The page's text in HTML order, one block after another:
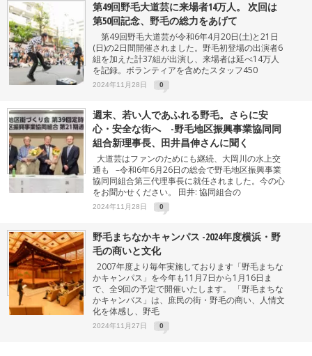
第49回野毛大道芸に来場者14万人。 次回は
第50回記念、野毛の総力をあげて
第49回野毛大道芸が令和6年4月20日(土)と21日
(日)の2日間開催されました。野毛初登場の出演者6
組を加えた計37組が出演し、来場者は延べ14万人
を記録。ボランティアを含めたスタッフ450
2024年11月28日 0
週末、若い人であふれる野毛。さらに安
心・安全な街へ -野毛地区振興事業協同同
組合新理事長、田井昌伸さんに聞く
大道芸はファンのためにも継続、大岡川の水上交
通も –令和6年6月26日の総会で野毛地区振興事業
協同同組合第三代理事長に就任されました。今の心
をお聞かせください。 田井: 協同組合の
2024年11月28日 0
野毛まちなかキャンパス -2024年度横浜・野
毛の商いと文化
2007年度より毎年実施しております「野毛まちな
かキャンパス」を今年も11月7日から1月16日ま
で、全9回の予定で開催いたします。 「野毛まちな
かキャンバス」は、庶民の街・野毛の商い、人情文
化を体感し、野毛
2024年11月27日 0